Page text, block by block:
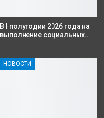
В I полугодии 2026 года на
выполнение социальных…
НОВОСТИ